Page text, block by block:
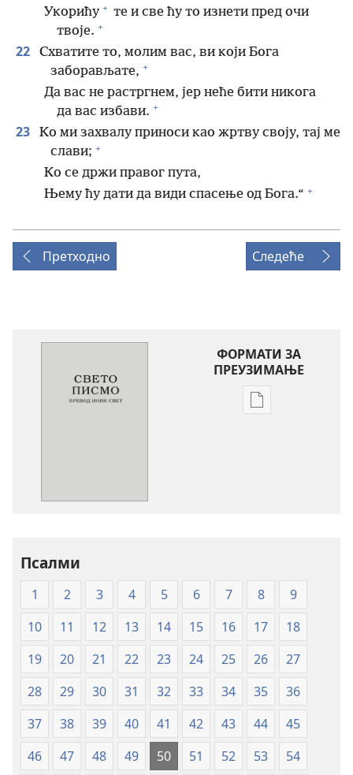
Укорићу + те и све ћу то изнети пред очи
твоје. +
22
Схватите то, молим вас, ви који Бога
заборављате, +
Да вас не растргнем, јер неће бити никога
да вас избави. +
23
Ко ми захвалу приноси као жртву своју, тај ме
слави; +
Ко се држи правог пута,
Њему ћу дати да види спасење од Бога.“ +
Претходно Следеће
ФОРМАТИ ЗА
ПРЕУЗИМАЊЕ
Формати
Нови
свет
(меки
повез)
Псалми
1 2 3 4 5 6 7 8
9
10
11 12 13 14 15 16 17
18
19
20 21 22 23 24 25 26
27
28
29 30 31 32 33 34 35
36
37
38 39 40 41 42 43 44
45
46
47 48 49 50 51 52 53
54